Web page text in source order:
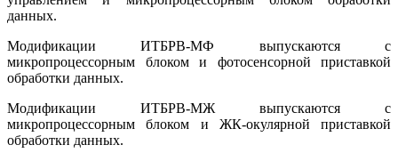
данных.
Модификации ИТБРВ-МФ выпускаются с
микропроцессорным блоком и фотосенсорной приставкой
обработки данных.
Модификации ИТБРВ-МЖ выпускаются с
микропроцессорным блоком и ЖК-окулярной приставкой
обработки данных.